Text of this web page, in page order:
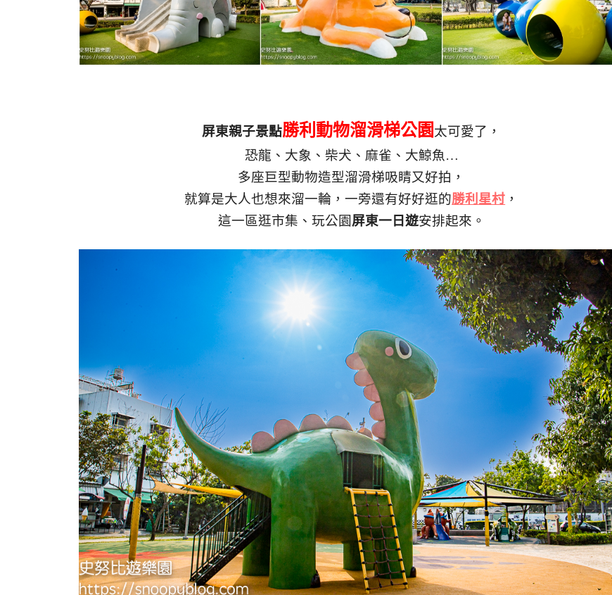
屏東親子景點勝利動物溜滑梯公園太可愛了，
恐龍、大象、柴犬、麻雀、大鯨魚…
多座巨型動物造型溜滑梯吸睛又好拍，
就算是大人也想來溜一輪，一旁還有好好逛的勝利星村 ，
這一區逛市集、玩公園屏東一日遊安排起來。